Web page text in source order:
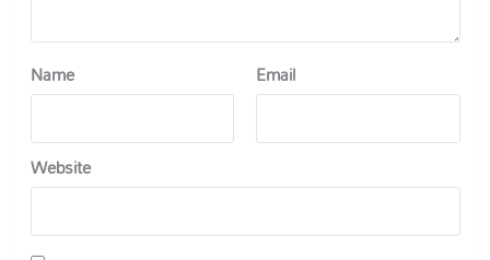
Name Email
Website